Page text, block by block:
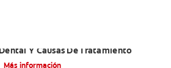
Dental Y Causas De Tratamiento
Más información